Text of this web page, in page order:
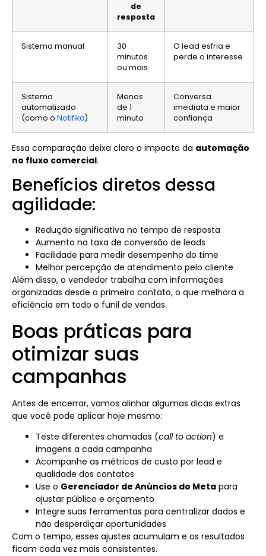
de
resposta
Sistema manual
30
minutos
ou mais
O lead esfria e
perde o interesse
Sistema
automatizado
(como o Notifika)
Menos
de 1
minuto
Conversa
imediata e maior
confiança
Essa comparação deixa claro o impacto da automação
no fluxo comercial.
Benefícios diretos dessa
agilidade:
Redução significativa no tempo de resposta
Aumento na taxa de conversão de leads
Facilidade para medir desempenho do time
Melhor percepção de atendimento pelo cliente
Além disso, o vendedor trabalha com informações
organizadas desde o primeiro contato, o que melhora a
eficiência em todo o funil de vendas.
Boas práticas para
otimizar suas
campanhas
Antes de encerrar, vamos alinhar algumas dicas extras
que você pode aplicar hoje mesmo:
Teste diferentes chamadas (call to action) e
imagens a cada campanha
Acompanhe as métricas de custo por lead e
qualidade dos contatos
Use o Gerenciador de Anúncios do Meta para
ajustar público e orçamento
Integre suas ferramentas para centralizar dados e
não desperdiçar oportunidades
Com o tempo, esses ajustes acumulam e os resultados
ficam cada vez mais consistentes.